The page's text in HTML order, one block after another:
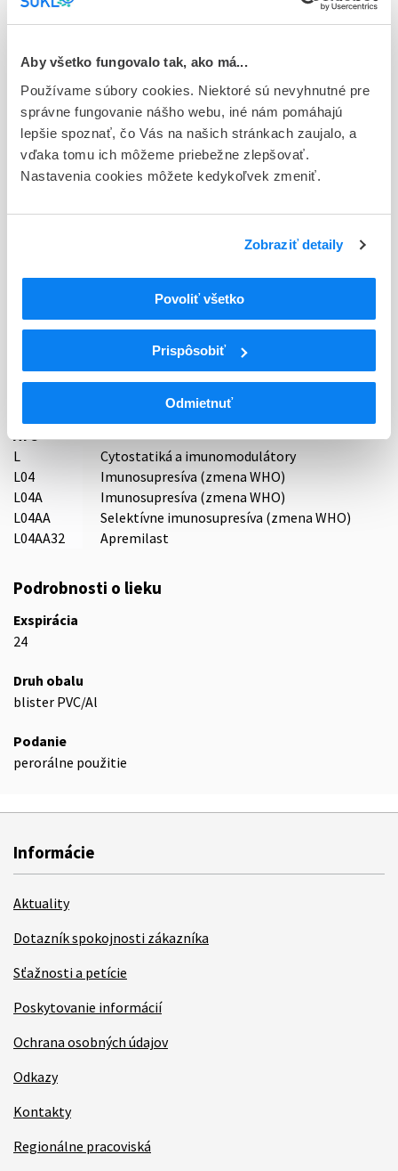
Aby všetko fungovalo tak, ako má...
Používame súbory cookies. Niektoré sú nevyhnutné pre
správne fungovanie nášho webu, iné nám pomáhajú
lepšie spoznať, čo Vás na našich stránkach zaujalo, a
vďaka tomu ich môžeme priebežne zlepšovať.
Nastavenia cookies môžete kedykoľvek zmeniť.
Zobraziť detaily
Povoliť všetko
Prispôsobiť
Odmietnuť
9654E
59/0143/25-S
Doplnok
tbl flm 27 (4 x 10 mg, 4 x 20 mg, 19 x 30 mg - blis.PVC/Al) - bal.
na zač. liečby
R - Aktuálna registrácia
Decentralizovaná
Držiteľ, krajina
Zentiva, k.s., Česká republika
Indikačná skupina
59 - IMMUNOPRAEPARATA
ATC
L
Cytostatiká a imunomodulátory
L04
Imunosupresíva (zmena WHO)
L04A
Imunosupresíva (zmena WHO)
L04AA
Selektívne imunosupresíva (zmena WHO)
L04AA32
Apremilast
Podrobnosti o lieku
Exspirácia
24
Druh obalu
blister PVC/Al
Podanie
perorálne použitie
Informácie
Aktuality
Dotazník spokojnosti zákazníka
Sťažnosti a petície
Poskytovanie informácií
Ochrana osobných údajov
Odkazy
Kontakty
Regionálne pracoviská